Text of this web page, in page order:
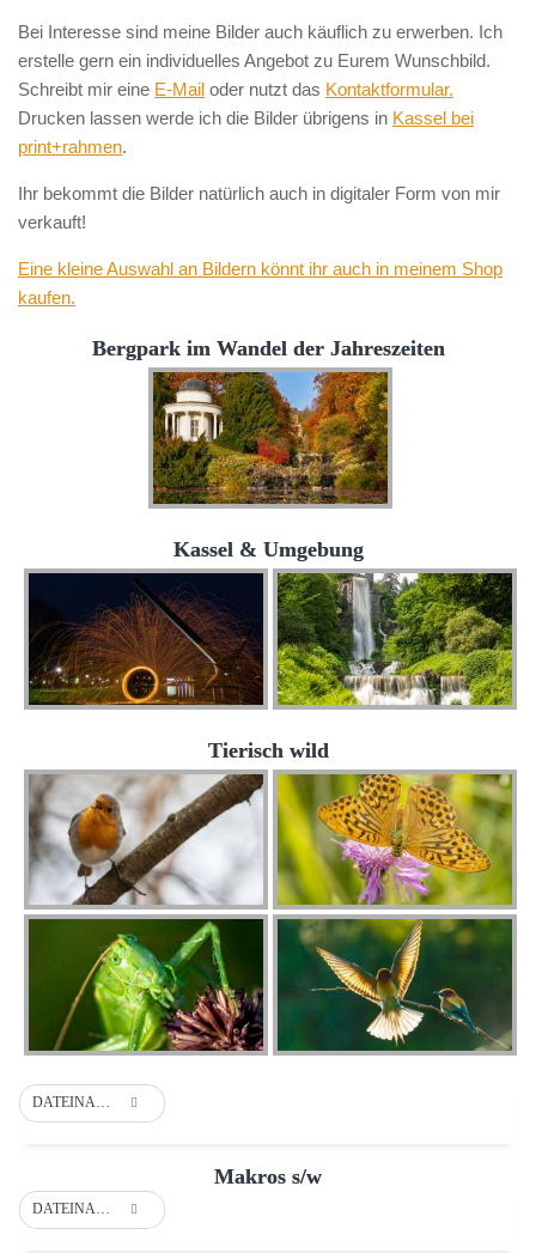
Bei Interesse sind meine Bilder auch käuflich zu erwerben. Ich
erstelle gern ein individuelles Angebot zu Eurem Wunschbild.
Schreibt mir eine E-Mail oder nutzt das Kontaktformular.
Drucken lassen werde ich die Bilder übrigens in Kassel bei
print+rahmen.
Ihr bekommt die Bilder natürlich auch in digitaler Form von mir
verkauft!
Eine kleine Auswahl an Bildern könnt ihr auch in meinem Shop
kaufen.
Bergpark im Wandel der Jahreszeiten
Kassel & Umgebung
Tierisch wild
DATEINAME
Makros s/w
DATEINAME